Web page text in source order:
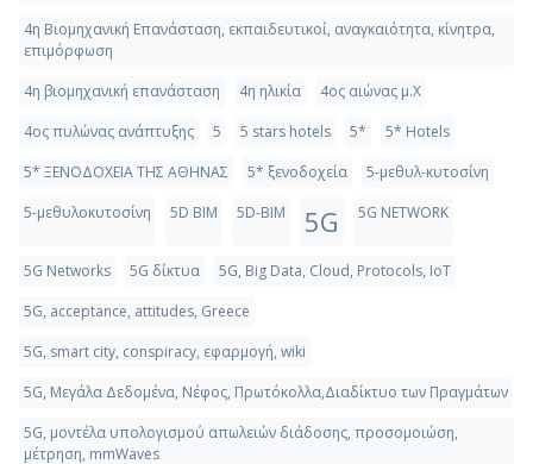
4η Βιομηχανική Επανάσταση, εκπαιδευτικοί, αναγκαιότητα, κίνητρα,
επιμόρφωση
4η βιομηχανική επανάσταση
4η ηλικία
4ος αιώνας μ.Χ
4ος πυλώνας ανάπτυξης
5 5 stars hotels 5*
5* Hotels
5* ΞΕΝΟΔΟΧΕΙΑ ΤΗΣ ΑΘΗΝΑΣ
5* ξενοδοχεία
5-μεθυλ-κυτοσίνη
5-μεθυλοκυτοσίνη
5D BIM 5D-ΒΙΜ 5G 5G NETWORK
5G Networks 5G δίκτυα
5G, Big Data, Cloud, Protocols, IoT
5G, acceptance, attitudes, Greece
5G, smart city, conspiracy, εφαρμογή, wiki
5G, Μεγάλα Δεδομένα, Νέφος, Πρωτόκολλα,Διαδίκτυο των Πραγμάτων
5G, μοντέλα υπολογισμού απωλειών διάδοσης, προσομοιώση,
μέτρηση, mmWaves